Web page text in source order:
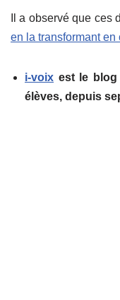
Il a observé que ces
en la transformant en
i-voix est le blog
élèves, depuis